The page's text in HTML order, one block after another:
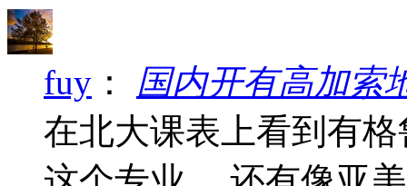
fuy ： 国内开有高加索
在北大课表上看到有